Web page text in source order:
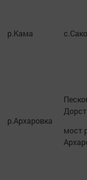
р.Кама
р.Архаровка
мост